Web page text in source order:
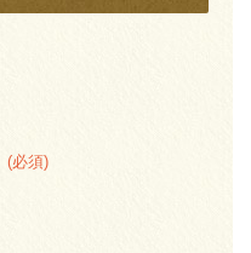
(必須)